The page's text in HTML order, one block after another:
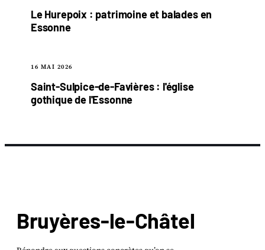
Le Hurepoix : patrimoine et balades en
Essonne
16 MAI 2026
Saint-Sulpice-de-Favières : l'église
gothique de l'Essonne
Bruyères-le-Châtel